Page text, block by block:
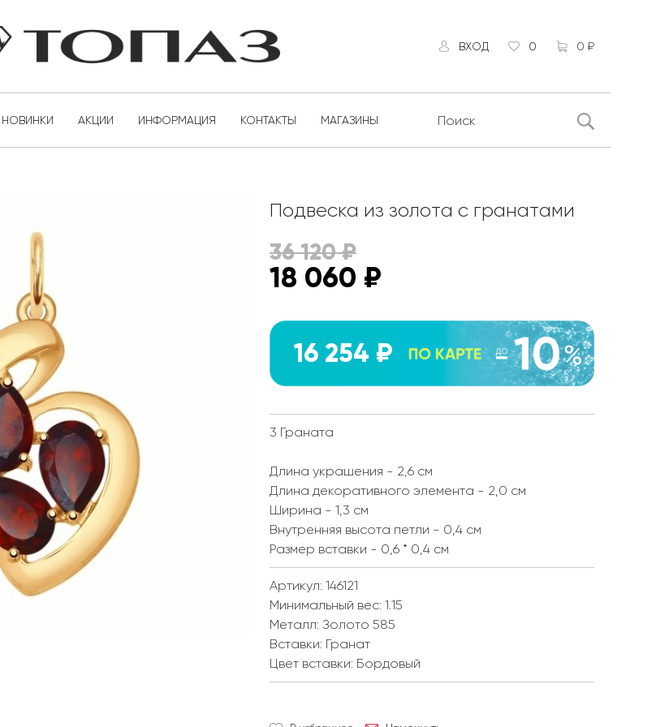
ВХОД 0 0 ₽
НОВИНКИ АКЦИИ ИНФОРМАЦИЯ КОНТАКТЫ МАГАЗИНЫ
Подвеска из золота с гранатами
36 120₽
18 060 ₽
16 254 ₽
3 Граната
Длина украшения - 2,6 см
Длина декоративного элемента - 2,0 см
Ширина - 1,3 см
Внутренняя высота петли - 0,4 см
Размер вставки - 0,6 * 0,4 см
Артикул: 146121
Минимальный вес: 1.15
Металл: Золото 585
Вставки: Гранат
Цвет вставки: Бордовый